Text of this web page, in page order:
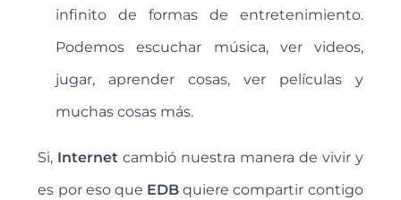
infinito de formas de entretenimiento.
Podemos escuchar música, ver videos,
jugar, aprender cosas, ver películas y
muchas cosas más.
Si, Internet cambió nuestra manera de vivir y
es por eso que EDB quiere compartir contigo